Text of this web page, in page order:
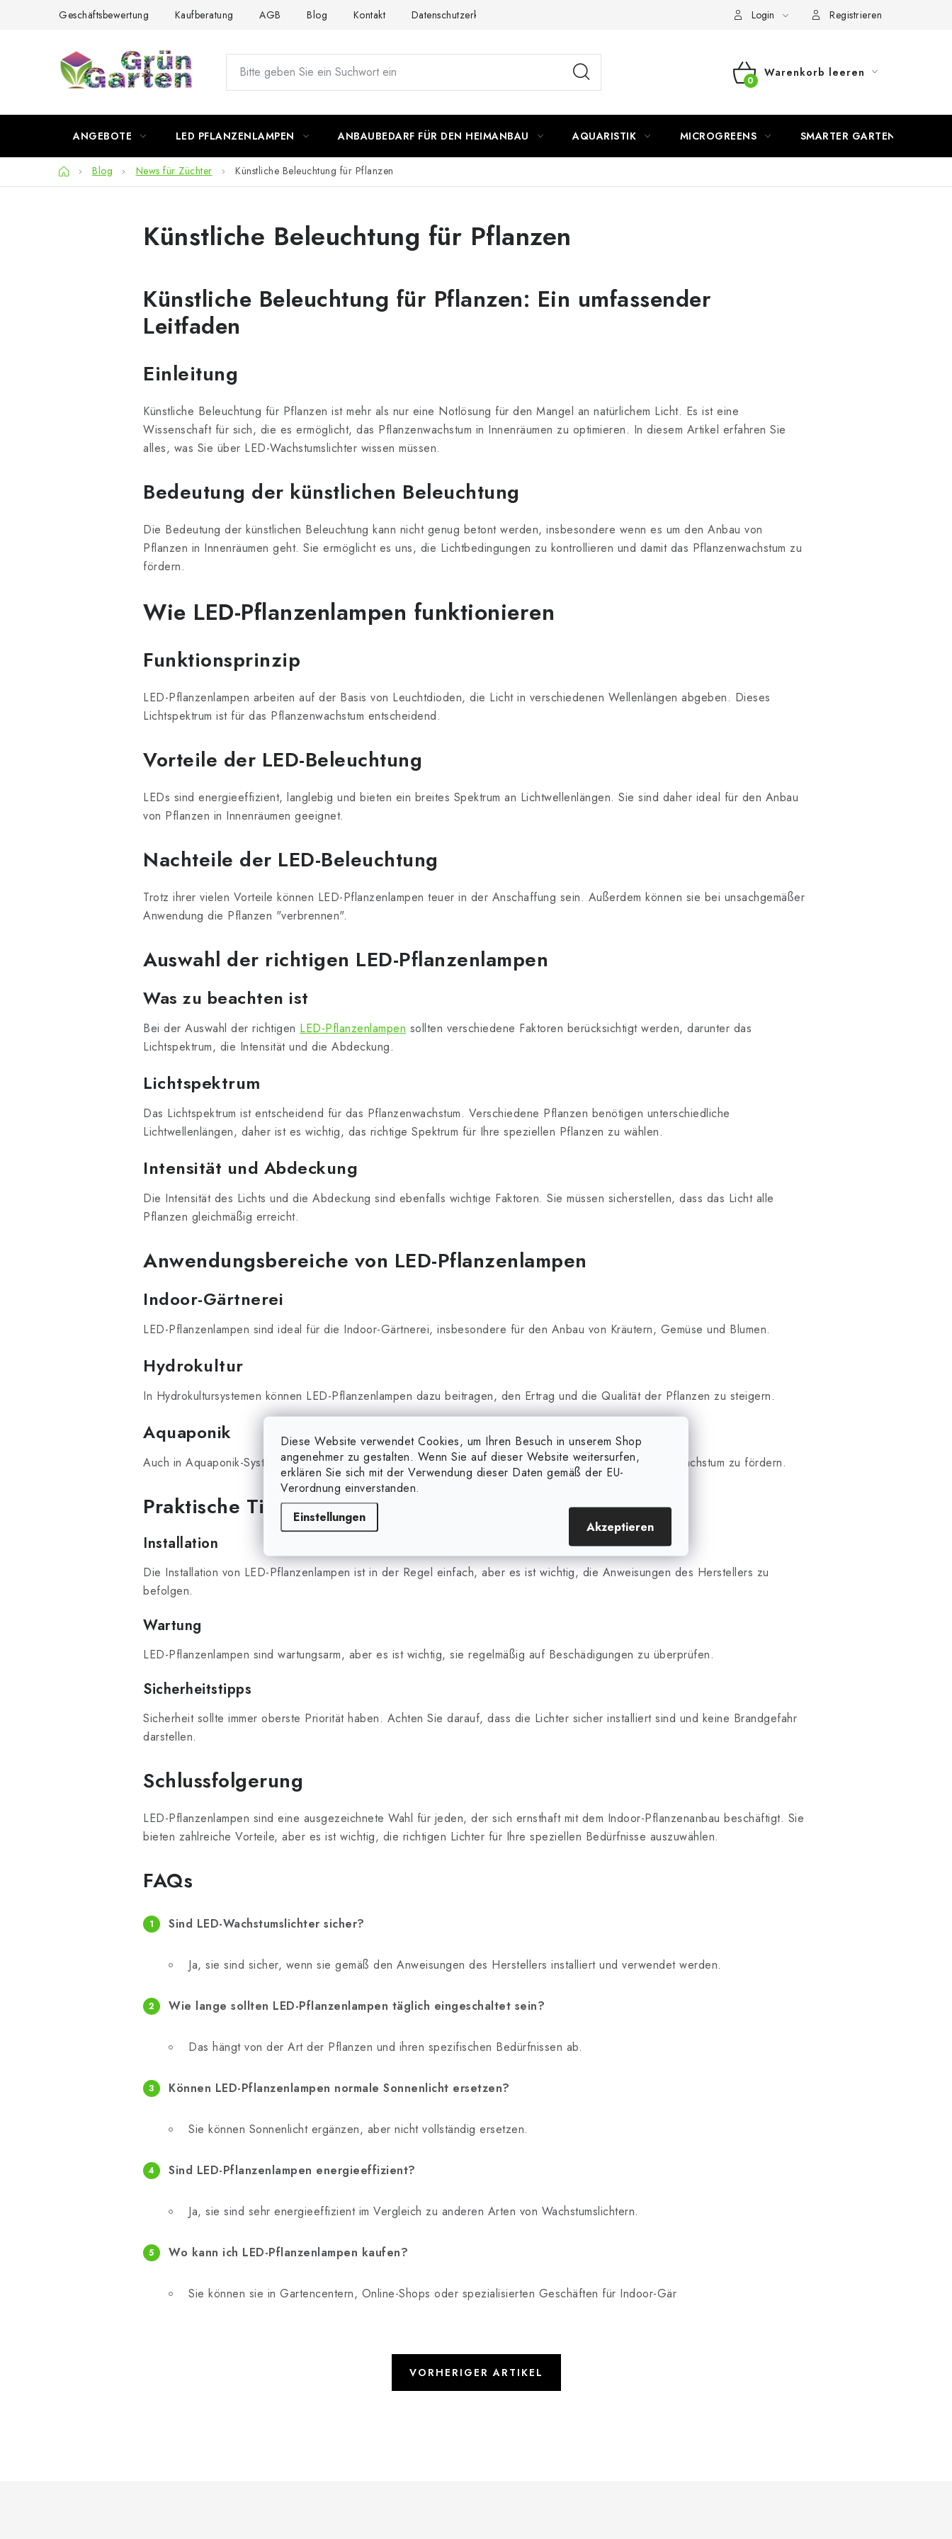
Diese Website verwendet Cookies, um Ihren Besuch in unserem Shop
angenehmer zu gestalten. Wenn Sie auf dieser Website weitersurfen,
erklären Sie sich mit der Verwendung dieser Daten gemäß der EU-
Verordnung einverstanden.
Einstellungen
Akzeptieren
Geschäftsbewertung Kaufberatung AGB Blog Kontakt Datenschutzerklärung Login Registrieren
WARENKORB
Warenkorb leeren
ANGEBOTE LED PFLANZENLAMPEN ANBAUBEDARF FÜR DEN HEIMANBAU AQUARISTIK MICROGREENS SMARTER GARTEN
Startseite
Blog News für Züchter Künstliche Beleuchtung für Pflanzen
Künstliche Beleuchtung für Pflanzen
Künstliche Beleuchtung für Pflanzen: Ein umfassender
Leitfaden
Einleitung
Künstliche Beleuchtung für Pflanzen ist mehr als nur eine Notlösung für den Mangel an natürlichem Licht. Es ist eine
Wissenschaft für sich, die es ermöglicht, das Pflanzenwachstum in Innenräumen zu optimieren. In diesem Artikel erfahren Sie
alles, was Sie über LED-Wachstumslichter wissen müssen.
Bedeutung der künstlichen Beleuchtung
Die Bedeutung der künstlichen Beleuchtung kann nicht genug betont werden, insbesondere wenn es um den Anbau von
Pflanzen in Innenräumen geht. Sie ermöglicht es uns, die Lichtbedingungen zu kontrollieren und damit das Pflanzenwachstum zu
fördern.
Wie LED-Pflanzenlampen funktionieren
Funktionsprinzip
LED-Pflanzenlampen arbeiten auf der Basis von Leuchtdioden, die Licht in verschiedenen Wellenlängen abgeben. Dieses
Lichtspektrum ist für das Pflanzenwachstum entscheidend.
Vorteile der LED-Beleuchtung
LEDs sind energieeffizient, langlebig und bieten ein breites Spektrum an Lichtwellenlängen. Sie sind daher ideal für den Anbau
von Pflanzen in Innenräumen geeignet.
Nachteile der LED-Beleuchtung
Trotz ihrer vielen Vorteile können LED-Pflanzenlampen teuer in der Anschaffung sein. Außerdem können sie bei unsachgemäßer
Anwendung die Pflanzen "verbrennen".
Auswahl der richtigen LED-Pflanzenlampen
Was zu beachten ist
Bei der Auswahl der richtigen LED-Pflanzenlampen sollten verschiedene Faktoren berücksichtigt werden, darunter das
Lichtspektrum, die Intensität und die Abdeckung.
Lichtspektrum
Das Lichtspektrum ist entscheidend für das Pflanzenwachstum. Verschiedene Pflanzen benötigen unterschiedliche
Lichtwellenlängen, daher ist es wichtig, das richtige Spektrum für Ihre speziellen Pflanzen zu wählen.
Intensität und Abdeckung
Die Intensität des Lichts und die Abdeckung sind ebenfalls wichtige Faktoren. Sie müssen sicherstellen, dass das Licht alle
Pflanzen gleichmäßig erreicht.
Anwendungsbereiche von LED-Pflanzenlampen
Indoor-Gärtnerei
LED-Pflanzenlampen sind ideal für die Indoor-Gärtnerei, insbesondere für den Anbau von Kräutern, Gemüse und Blumen.
Hydrokultur
In Hydrokultursystemen können LED-Pflanzenlampen dazu beitragen, den Ertrag und die Qualität der Pflanzen zu steigern.
Aquaponik
Auch in Aquaponik-Systemen können LED-Pflanzenlampen effektiv eingesetzt werden, um das Pflanzenwachstum zu fördern.
Praktische Tipps und Tricks
Installation
Die Installation von LED-Pflanzenlampen ist in der Regel einfach, aber es ist wichtig, die Anweisungen des Herstellers zu
befolgen.
Wartung
LED-Pflanzenlampen sind wartungsarm, aber es ist wichtig, sie regelmäßig auf Beschädigungen zu überprüfen.
Sicherheitstipps
Sicherheit sollte immer oberste Priorität haben. Achten Sie darauf, dass die Lichter sicher installiert sind und keine Brandgefahr
darstellen.
Schlussfolgerung
LED-Pflanzenlampen sind eine ausgezeichnete Wahl für jeden, der sich ernsthaft mit dem Indoor-Pflanzenanbau beschäftigt. Sie
bieten zahlreiche Vorteile, aber es ist wichtig, die richtigen Lichter für Ihre speziellen Bedürfnisse auszuwählen.
FAQs
Sind LED-Wachstumslichter sicher?
Ja, sie sind sicher, wenn sie gemäß den Anweisungen des Herstellers installiert und verwendet werden.
Wie lange sollten LED-Pflanzenlampen täglich eingeschaltet sein?
Das hängt von der Art der Pflanzen und ihren spezifischen Bedürfnissen ab.
Können LED-Pflanzenlampen normale Sonnenlicht ersetzen?
Sie können Sonnenlicht ergänzen, aber nicht vollständig ersetzen.
Sind LED-Pflanzenlampen energieeffizient?
Ja, sie sind sehr energieeffizient im Vergleich zu anderen Arten von Wachstumslichtern.
Wo kann ich LED-Pflanzenlampen kaufen?
Sie können sie in Gartencentern, Online-Shops oder spezialisierten Geschäften für Indoor-Gär
VORHERIGER ARTIKEL